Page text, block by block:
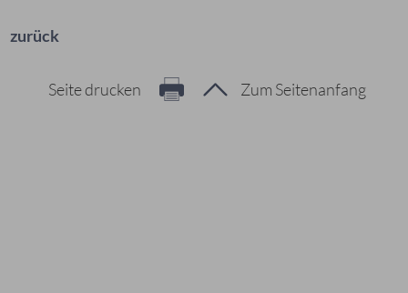
zurück
Zum Seitenanfang
Seite drucken